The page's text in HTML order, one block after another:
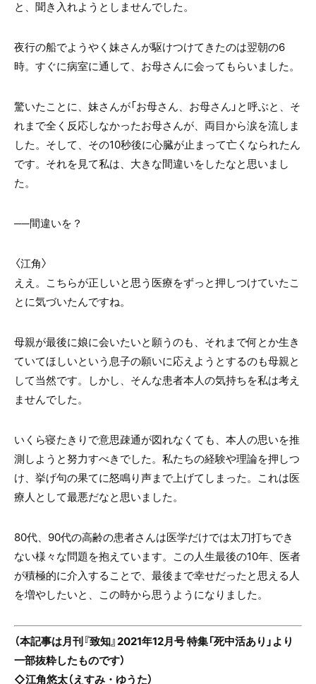
と、聞き入れようとしませんでした。
夜行の船でようやく妹さんが駆けつけてきたのは翌朝の6
時。すぐに病室に通して、お母さんに会ってもらいました。
驚いたことに、妹さんが「お母さん、お母さん」と呼ぶと、そ
れまで全く反応しなかったお母さんが、両目から涙を流しま
した。そして、その10秒後に心臓が止まって亡くなられたん
です。それを見て私は、大きな間違いをしたなと思いまし
た。
──間違いを？
〈江角〉
ええ。こちらが正しいと思う医療をずっと押しつけていたこ
とに気づいたんですね。
母親が最後に娘に会いたいと願うのも、それまで何とか生き
ていてほしいという息子の願いに応えようとするのも母親と
して当然です。しかし、そんな患者本人の気持ちを私は考え
ませんでした。
いくら寝たきりで意思疎通が図れなくても、本人の思いを推
測しようと努力すべきでした。私たちの経験や理論を押しつ
け、挙げ句の果てに怒鳴り声まで上げてしまった。これは医
療人として最悪だなと思いました。
80代、90代の高齢の患者さんは医学だけでは太刀打ちでき
ない様々な問題を抱えています。この人生最後の10年、医者
が積極的に介入することで、最後まで幸せだったと思える人
を増やしたいと、この時から思うようになりました。
（本記事は月刊『致知』2021年12月号 特集「死中活あり」より
一部抜粋したものです）
◇江角悠太（えすみ・ゆうた）